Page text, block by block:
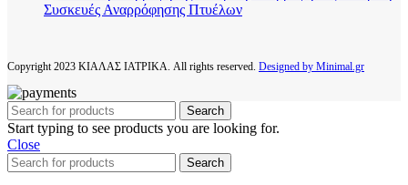
Συσκευές Αναρρόφησης Πτυέλων
Copyright2023 ΚΙΑΛΑΣ ΙΑΤΡΙΚΑ. All rights reserved. Designed by Minimal.gr
Search
Start typing to see products you are looking for.
Close
Search